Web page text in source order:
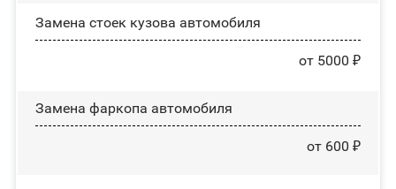
Замена стоек кузова автомобиля
от 5000 ₽
Замена фаркопа автомобиля
от 600 ₽